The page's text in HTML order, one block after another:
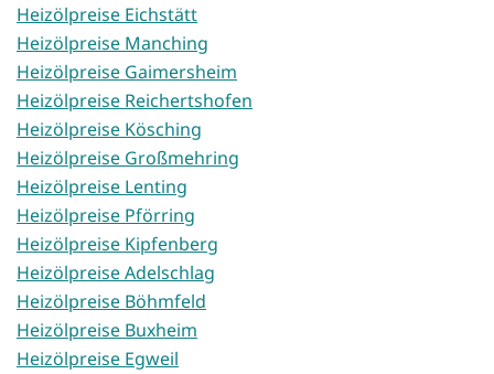
Heizölpreise Eichstätt
Heizölpreise Manching
Heizölpreise Gaimersheim
Heizölpreise Reichertshofen
Heizölpreise Kösching
Heizölpreise Großmehring
Heizölpreise Lenting
Heizölpreise Pförring
Heizölpreise Kipfenberg
Heizölpreise Adelschlag
Heizölpreise Böhmfeld
Heizölpreise Buxheim
Heizölpreise Egweil